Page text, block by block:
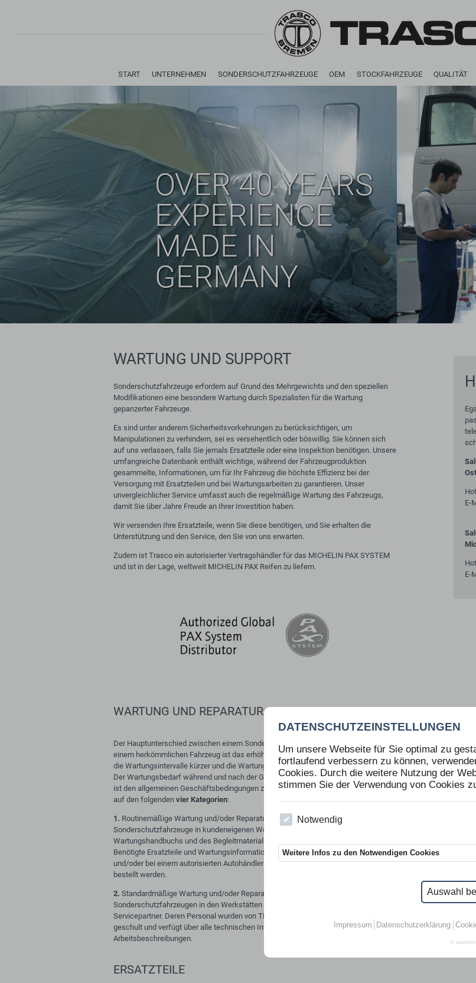
DATENSCHUTZEINSTELLUNGEN
Um unsere Webseite für Sie optimal zu
fortlaufend verbessern zu können,
Cookies. Durch die weitere Nutzung der
stimmen Sie der Verwendung von Cookies
Notwendig
Weitere Infos zu den Notwendigen Cookies
Auswahl
Impressum Datenschutzerklärung
©
Navigation
überspringen
START UNTERNEHMEN SONDERSCHUTZFAHRZEUGE OEM STOCKFAHRZEUGE QUALITÄT
OVER 40 YEARS
EXPERIENCE
MADE IN
GERMANY
WARTUNG UND SUPPORT
Sonderschutzfahrzeuge erfordern auf Grund des Mehrgewichts und den speziellen
Modifikationen eine besondere Wartung durch Spezialisten für die Wartung
gepanzerter Fahrzeuge.
Es sind unter anderem Sicherheitsvorkehrungen zu berücksichtigen, um
Manipulationen zu verhindern, sei es versehentlich oder böswillig. Sie können sich
auf uns verlassen, falls Sie jemals Ersatzteile oder eine Inspektion benötigen. Unsere
umfangreiche Datenbank enthält wichtige, während der Fahrzeugproduktion
gesammelte, Informationen, um für Ihr Fahrzeug die höchste Effizienz bei der
Versorgung mit Ersatzteilen und bei Wartungsarbeiten zu garantieren. Unser
unvergleichlicher Service umfasst auch die regelmäßige Wartung des Fahrzeugs,
damit Sie über Jahre Freude an Ihrer Investition haben.
Wir versenden Ihre Ersatzteile, wenn Sie diese benötigen, und Sie erhalten die
Unterstützung und den Service, den Sie von uns erwarten.
Zudem ist Trasco ein autorisierter Vertragshändler für das MICHELIN PAX SYSTEM
und ist in der Lage, weltweit MICHELIN PAX Reifen zu liefern.
E-
E-
WARTUNG UND REPARATUR
Der Hauptunterschied zwischen einem Sonderschutzfahrzeug und
einem herkömmlichen Fahrzeug ist das erhöhte Gewicht. Daher sind
die Wartungsintervalle kürzer und die Wartung ist umfangreicher.
Der Wartungsbedarf während und nach der Garantiezeit des Fahrzeugs
ist den allgemeinen Geschäftsbedingungen zu entnehmen und basiert
auf den folgenden vier Kategorien:
1. Routinemäßige Wartung und/oder Reparatur der
Sonderschutzfahrzeuge in kundeneigenen Werkstätten mit Hilfe des
Wartungshandbuchs und des Begleitmaterials im Benutzerhandbuch.
Benötigte Ersatzteile und Wartungsinformationen müssen bei TRASCO
und/oder bei einem autorisierten Autohändler in der Region des Kunden
bestellt werden.
2. Standardmäßige Wartung und/oder Reparatur von
Sonderschutzfahrzeugen in den Werkstätten unserer lokalen
Servicepartner. Deren Personal wurden von TRASCO-Technikern
geschult und verfügt über alle technischen Informationen und
Arbeitsbeschreibungen.
Service und/oder
TRASCO-Flying Doctor
Karosserien), der detaillierte
autorisierten
und Materialien. Unsere
Kundendienst, Reparaturen
Falls umfangreichere
Wartungs-, Reparatur und/
durchführen.
Um die Garantie nicht zu
Panzerplatten nur wie in den
ERSATZTEILE